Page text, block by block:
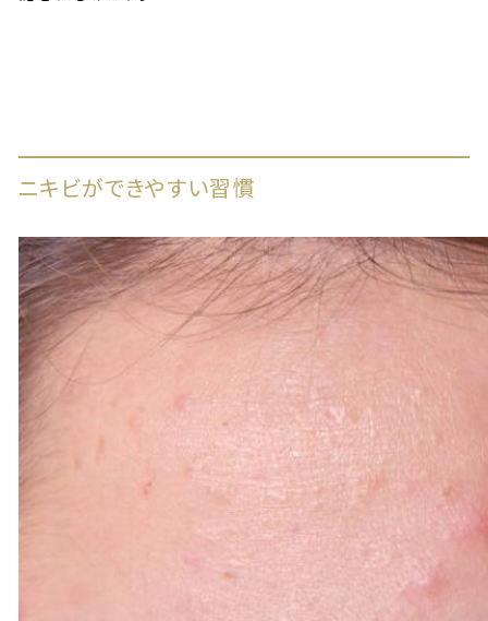
ニキビができやすい習慣